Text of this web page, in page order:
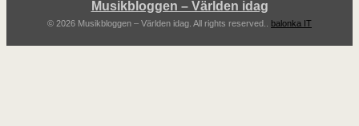
Musikbloggen – Världen idag
© 2026 Musikbloggen – Världen idag. All rights reserved.. balonka IT